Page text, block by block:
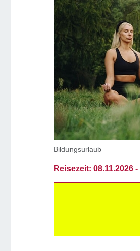
Bildungsurlaub
Reisezeit: 08.11.2026 -